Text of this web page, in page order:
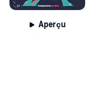
Aperçu